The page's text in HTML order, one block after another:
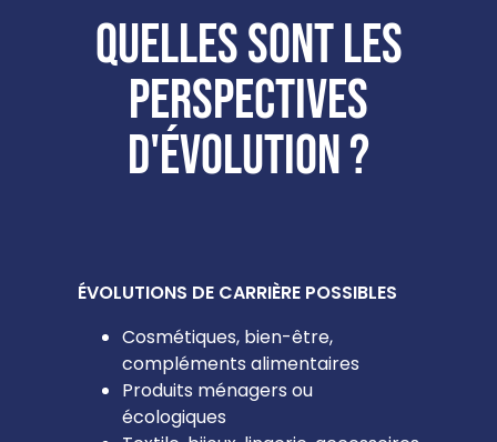
Quelles sont les
perspectives
d'évolution ?
ÉVOLUTIONS DE CARRIÈRE POSSIBLES
Cosmétiques, bien-être,
compléments alimentaires
Produits ménagers ou
écologiques